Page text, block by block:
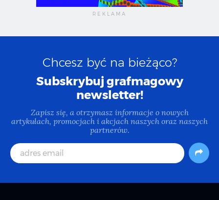
Chcesz być na bieżąco?
Subskrybuj grafmagowy
newsletter!
Zapisz się, a otrzymasz informacje o nowych
artykułach, promocjach i akcjach naszych oraz naszych
partnerów.